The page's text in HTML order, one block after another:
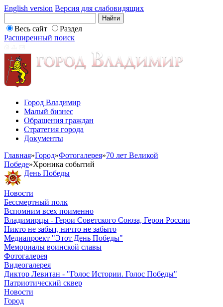
English version Версия для слабовидящих
Весь сайт
Раздел
Расширенный поиск
Город Владимир
Малый бизнес
Обращения граждан
Стратегия города
Документы
Главная»Город»Фотогалерея»70 лет Великой
Победе»Хроника событий
День Победы
Новости
Бессмертный полк
Вспомним всех поименно
Владимирцы - Герои Советского Союза, Герои России
Никто не забыт, ничто не забыто
Медиапроект "Этот День Победы"
Мемориалы воинской славы
Фотогалерея
Видеогалерея
Диктор Левитан - "Голос Истории. Голос Победы"
Патриотический сквер
Новости
Город